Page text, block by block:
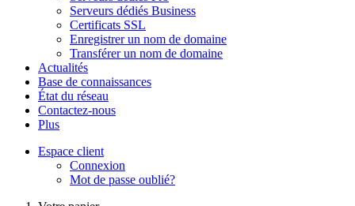
Serveurs dédiés Business
Certificats SSL
Enregistrer un nom de domaine
Transférer un nom de domaine
Actualités
Base de connaissances
État du réseau
Contactez-nous
Plus
Espace client
Connexion
Mot de passe oublié?